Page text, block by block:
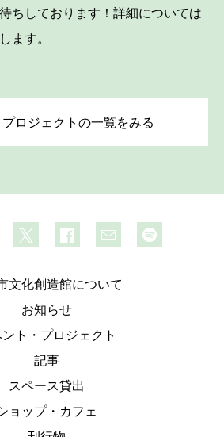
ちしております！詳細については
ます。
ロジェクトの一覧をみる
文化創造館について
お知らせ
ト・プロジェクト
記事
スペース貸出
ョップ・カフェ